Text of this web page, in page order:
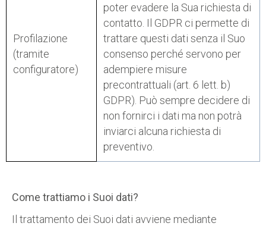
Profilazione
(tramite
configuratore)
poter evadere la Sua richiesta di
contatto. Il GDPR ci permette di
trattare questi dati senza il Suo
consenso perché servono per
adempiere misure
precontrattuali (art. 6 lett. b)
GDPR). Può sempre decidere di
non fornirci i dati ma non potrà
inviarci alcuna richiesta di
preventivo.
Come trattiamo i Suoi dati?
Il trattamento dei Suoi dati avviene mediante